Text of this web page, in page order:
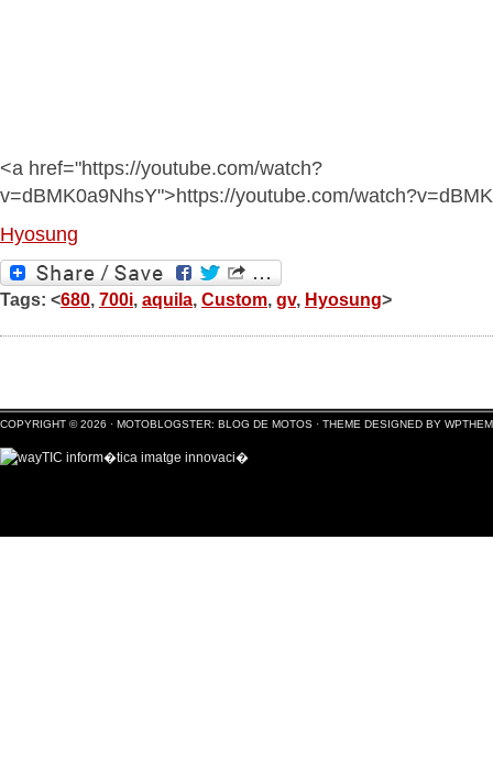
<a href="https://youtube.com/watch?
v=dBMK0a9NhsY">https://youtube.com/
Hyosung
Tags: <680, 700i, aquila, Custom, gv, Hyosung>
COPYRIGHT © 2026 · MOTOBLOGSTER: BLOG DE MOTOS · THEME DESIGNED BY